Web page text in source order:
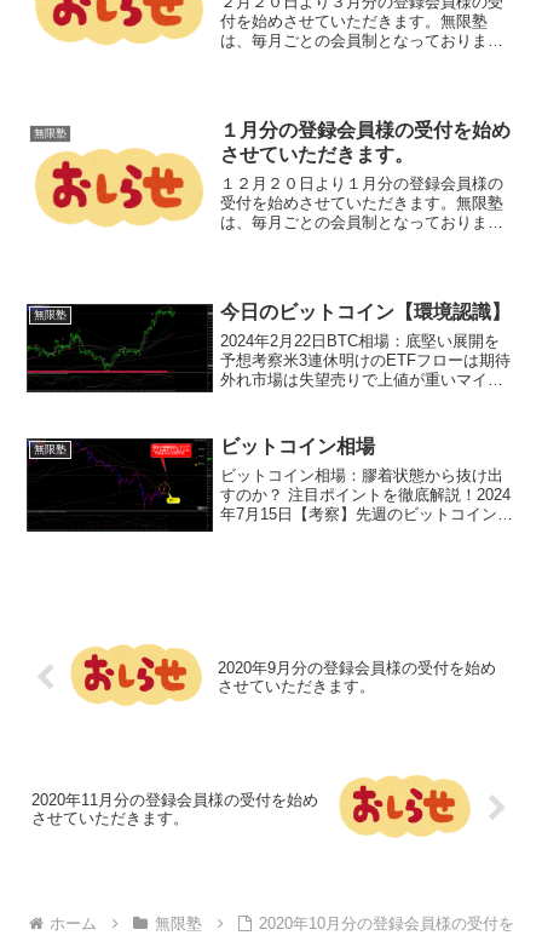
付を始めさせていただきます。無限塾
は、毎月ごとの会員制となっております
ごとの登録制です。よろしく...
無限塾
１月分の登録会員様の受付を始め
させていただきます。
１２月２０日より１月分の登録会員様の
受付を始めさせていただきます。無限塾
は、毎月ごとの会員制となっております
月ごとの登録制です。よろ...
無限塾 今日のビットコイン【環境認識】
2024年2月22日BTC相場：底堅い展開を
予想考察米3連休明けのETFフローは期待
外れ市場は失望売りで上値が重いマイニ
の他の考慮点ジェネシスのGBTC売り13
億...
無限塾 ビットコイン相場
ビットコイン相場：膠着状態から抜け出
すのか？ 注目ポイントを徹底解説！2024
年7月15日【考察】先週のビットコイン
2020年9月分の登録会員様の受付を始め
させていただきます。
2020年11月分の登録会員様の受付を始め
させていただきます。
ホーム 無限塾 2020年10月分の登録会員様の受付を